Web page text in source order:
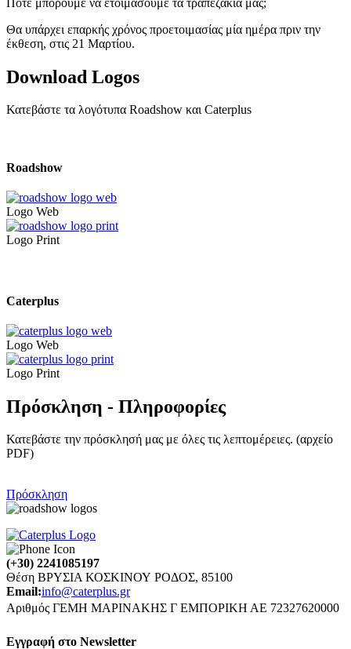
Θα υπάρχει επαρκής χρόνος προετοιμασίας μία ημέρα πριν την
έκθεση, στις 21 Μαρτίου.
Download Logos
Κατεβάστε τα λογότυπα Roadshow και Caterplus
Roadshow
Logo Web
Logo Print
Caterplus
Logo Web
Logo Print
Πρόσκληση - Πληροφορίες
Κατεβάστε την πρόσκλησή μας με όλες τις λεπτομέρειες. (αρχείο
PDF)
Πρόσκληση
(+30) 2241085197
Θέση ΒΡΥΣΙΑ ΚΟΣΚΙΝΟΥ ΡΟΔΟΣ, 85100
Email:info@caterplus.gr
Αριθμός ΓΕΜΗ ΜΑΡΙΝΑΚΗΣ Γ ΕΜΠΟΡΙΚΗ ΑΕ 72327620000
Eγγραφή στο Newsletter